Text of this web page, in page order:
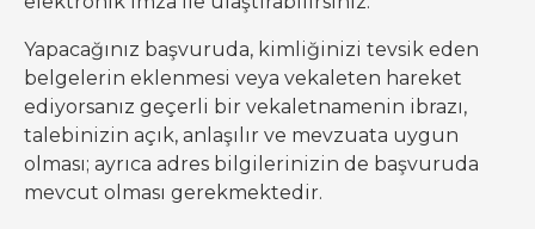
Yapacağınız başvuruda, kimliğinizi tevsik eden
belgelerin eklenmesi veya vekaleten hareket
ediyorsanız geçerli bir vekaletnamenin ibrazı,
talebinizin açık, anlaşılır ve mevzuata uygun
olması; ayrıca adres bilgilerinizin de başvuruda
mevcut olması gerekmektedir.